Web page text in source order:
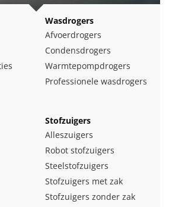
Wasdrogers
Afvoerdrogers
Condensdrogers
Warmtepompdrogers
Professionele wasdrogers
Stofzuigers
Alleszuigers
Robot stofzuigers
Steelstofzuigers
Stofzuigers met zak
Stofzuigers zonder zak